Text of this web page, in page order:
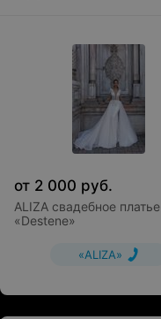
от 2 000 руб.
ALIZA свадебное платье
«Destene»
«ALIZA»